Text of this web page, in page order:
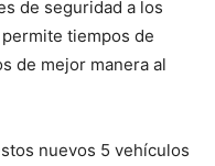
de seguridad a los
tiempos de
de mejor manera al
nuevos 5 vehículos